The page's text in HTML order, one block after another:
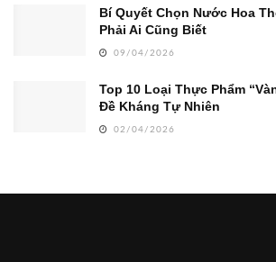
Bí Quyết Chọn Nước Hoa
Phải Ai Cũng Biết
09/04/2026
Top 10 Loại Thực Phẩm
Đề Kháng Tự Nhiên
02/04/2026